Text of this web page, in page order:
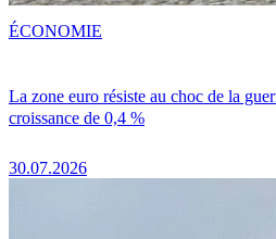
La zone euro résiste au choc de la
croissance de 0,4 %
30.07.2026
ÉCONOMIE